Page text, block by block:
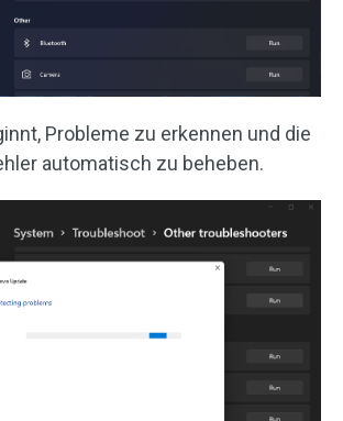
Probleme zu erkennen und die
automatisch zu beheben.